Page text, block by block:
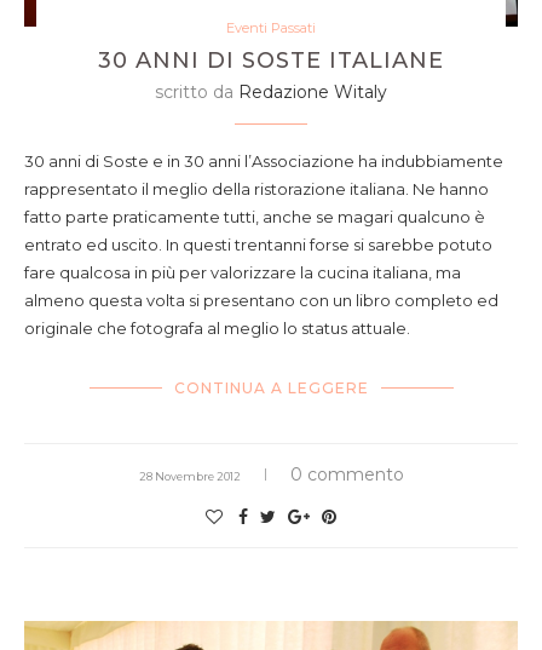
Eventi Passati
30 ANNI DI SOSTE ITALIANE
scritto da Redazione Witaly
30 anni di Soste e in 30 anni l’Associazione ha indubbiamente
rappresentato il meglio della ristorazione italiana. Ne hanno
fatto parte praticamente tutti, anche se magari qualcuno è
entrato ed uscito. In questi trentanni forse si sarebbe potuto
fare qualcosa in più per valorizzare la cucina italiana, ma
almeno questa volta si presentano con un libro completo ed
originale che fotografa al meglio lo status attuale.
CONTINUA A LEGGERE
28 Novembre 2012 0 commento